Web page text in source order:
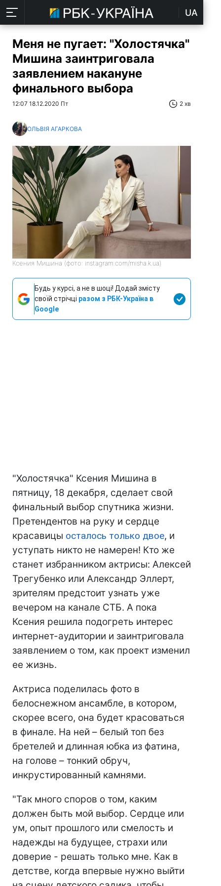
UA
Меня не пугает: "Холостячка"
Мишина заинтриговала
заявлением накануне
финального выбора
12:07 18.12.2020 Пт 2 хв
ОЛЬВІЯ АГАРКОВА
Ксения Мишина (фото: instagram.com/misha.k.ua)
Будь у курсі, а не в шоці! Додай змісту
своїй стрічці разом з РБК-Україна в
Google
"Холостячка" Ксения Мишина в
пятницу, 18 декабря, сделает свой
финальный выбор спутника жизни.
Претендентов на руку и сердце
красавицы осталось только двое, и
уступать никто не намерен! Кто же
станет избранником актрисы: Алексей
Трегубенко или Александр Эллерт,
зрителям предстоит узнать уже
вечером на канале СТБ. А пока
Ксения решила подогреть интерес
интернет-аудитории и заинтриговала
заявлением о том, как проект изменил
ее жизнь.
Актриса поделилась фото в
белоснежном ансамбле, в котором,
скорее всего, она будет красоваться
в финале. На ней – белый топ без
бретелей и длинная юбка из фатина,
на голове – тонкий обруч,
инкрустированный камнями.
"Так много споров о том, каким
должен быть мой выбор. Сердце или
ум, опыт прошлого или смелость и
надежды на будущее, страхи или
доверие - решать только мне. Как в
детстве, когда впервые нужно выйти